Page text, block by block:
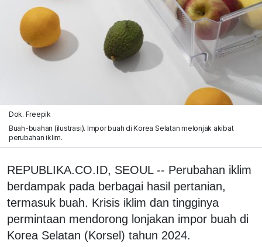
Dok. Freepik
Buah-buahan (ilustrasi). Impor buah di Korea Selatan melonjak akibat
perubahan iklim.
REPUBLIKA.CO.ID, SEOUL -- Perubahan iklim
berdampak pada berbagai hasil pertanian,
termasuk buah. Krisis iklim dan tingginya
permintaan mendorong lonjakan impor buah di
Korea Selatan (Korsel) tahun 2024.